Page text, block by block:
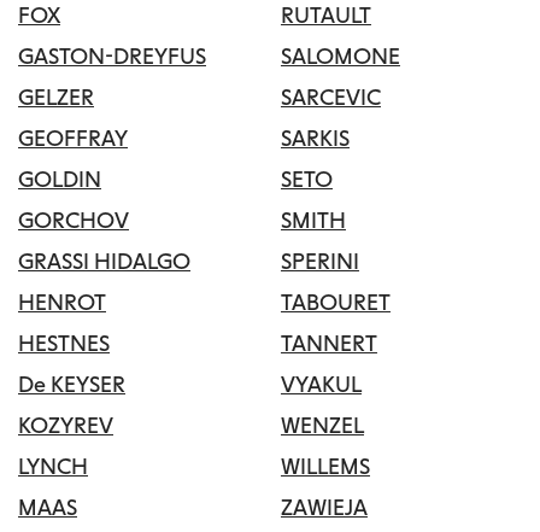
FOX
GASTON-DREYFUS
GELZER
GEOFFRAY
GOLDIN
GORCHOV
GRASSI HIDALGO
HENROT
HESTNES
De KEYSER
KOZYREV
LYNCH
MAAS
RUTAULT
SALOMONE
SARCEVIC
SARKIS
SETO
SMITH
SPERINI
TABOURET
TANNERT
VYAKUL
WENZEL
WILLEMS
ZAWIEJA